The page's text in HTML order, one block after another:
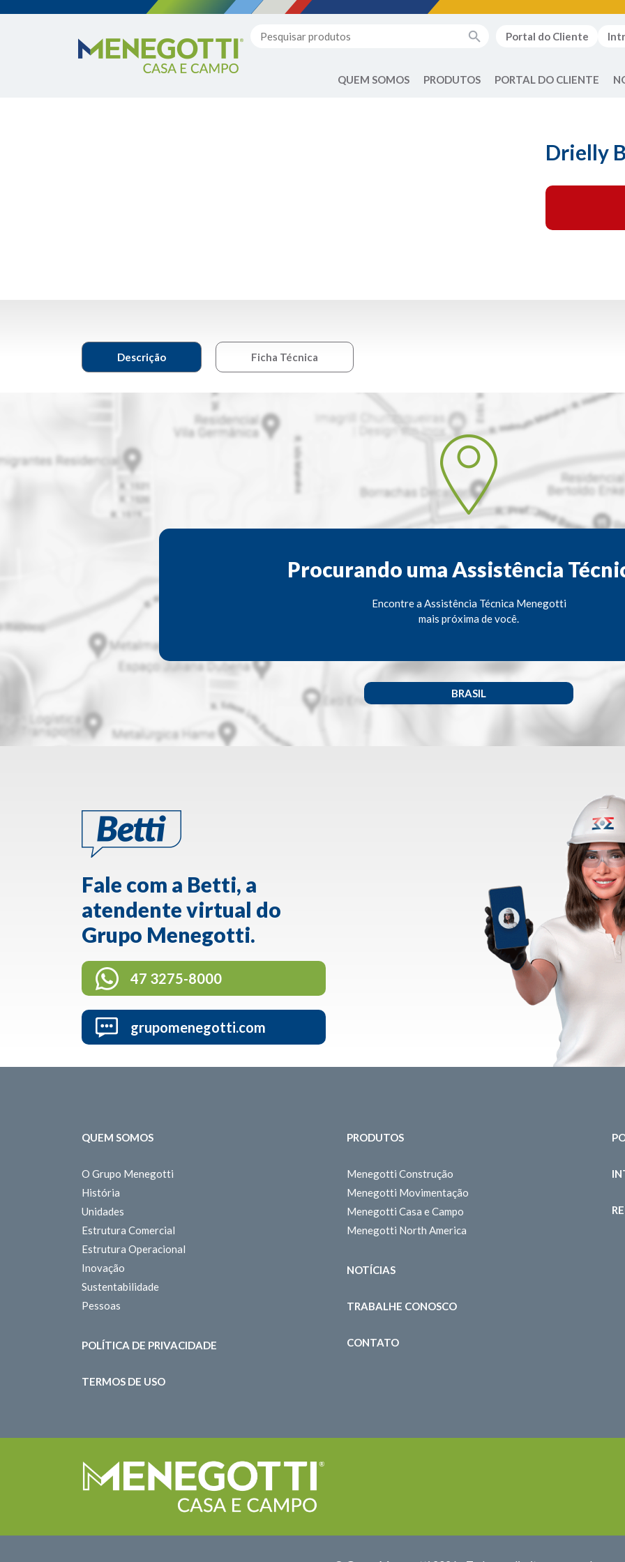
Portal do Cliente
QUEM SOMOS PRODUTOS PORTAL DO CLIENTE
Drielly
Descrição Ficha Técnica
Procurando uma Assistência
Encontre a Assistência Técnica Menegotti
mais próxima de você.
BRASIL
Fale com a Betti, a
atendente virtual do
Grupo Menegotti.
47 3275-8000
grupomenegotti.com
QUEM SOMOS
O Grupo Menegotti
História
Unidades
Estrutura Comercial
Estrutura Operacional
Inovação
Sustentabilidade
Pessoas
POLÍTICA DE PRIVACIDADE
TERMOS DE USO
PRODUTOS
Menegotti Construção
Menegotti Movimentação
Menegotti Casa e Campo
Menegotti North America
NOTÍCIAS
TRABALHE CONOSCO
CONTATO